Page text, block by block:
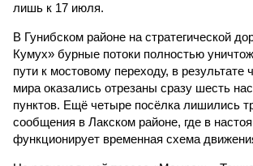
лишь к 17 июля.
В Гунибском районе на стратегической
Кумух» бурные потоки полностью
пути к мостовому переходу, в результате
мира оказались отрезаны сразу шесть
пунктов. Ещё четыре посёлка лишились
сообщения в Лакском районе, где в
функционирует временная схема